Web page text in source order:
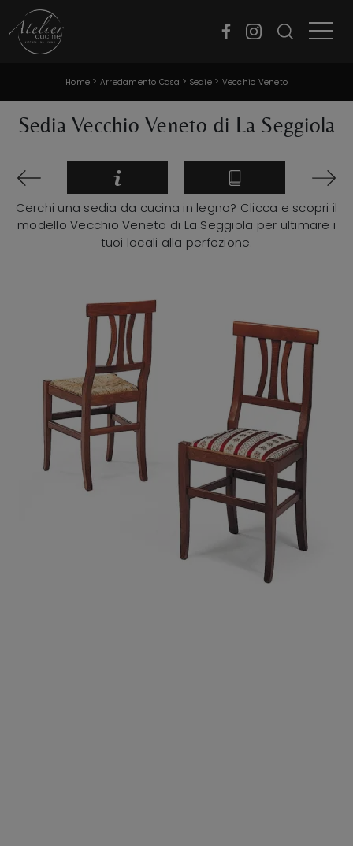
Home > Arredamento Casa > Sedie > Vecchio Veneto
Sedia Vecchio Veneto di La Seggiola
Cerchi una sedia da cucina in legno? Clicca e scopri il
modello Vecchio Veneto di La Seggiola per ultimare i
tuoi locali alla perfezione.